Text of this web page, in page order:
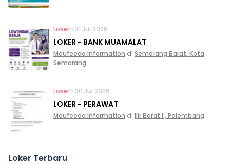
Loker • 31 Jul 2026
LOKER - BANK MUAMALAT
Moufeeda Information di Semarang Barat, Kota
Semarang
Loker • 30 Jul 2026
LOKER - PERAWAT
Moufeeda Information di Ilir Barat I , Palembang
Loker Terbaru